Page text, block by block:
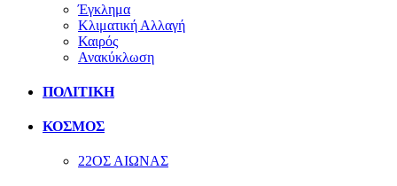
Έγκλημα
Κλιματική Αλλαγή
Καιρός
Ανακύκλωση
ΠΟΛΙΤΙΚΗ
ΚΟΣΜΟΣ
22ΟΣ ΑΙΩΝΑΣ